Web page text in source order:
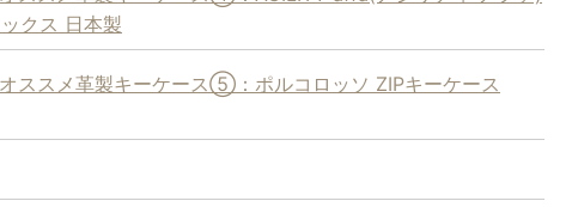
クス 日本製
ススメ革製キーケース⑤：ポルコロッソ ZIPキーケース